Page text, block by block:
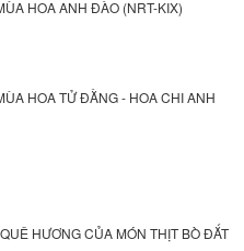
HOA ANH ĐÀO (NRT-KIX)
HOA TỬ ĐẰNG - HOA CHI ANH
HƯƠNG CỦA MÓN THỊT BÒ ĐẮT